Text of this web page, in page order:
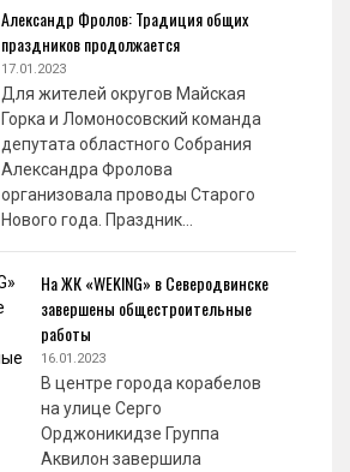
Александр Фролов: Традиция общих
праздников продолжается
17.01.2023
Для жителей округов Майская
Горка и Ломоносовский команда
депутата областного Собрания
Александра Фролова
организовала проводы Старого
Нового года. Праздник…
На ЖК «WEKING» в Северодвинске
завершены общестроительные
работы
16.01.2023
В центре города корабелов
на улице Серго
Орджоникидзе Группа
Аквилон завершила